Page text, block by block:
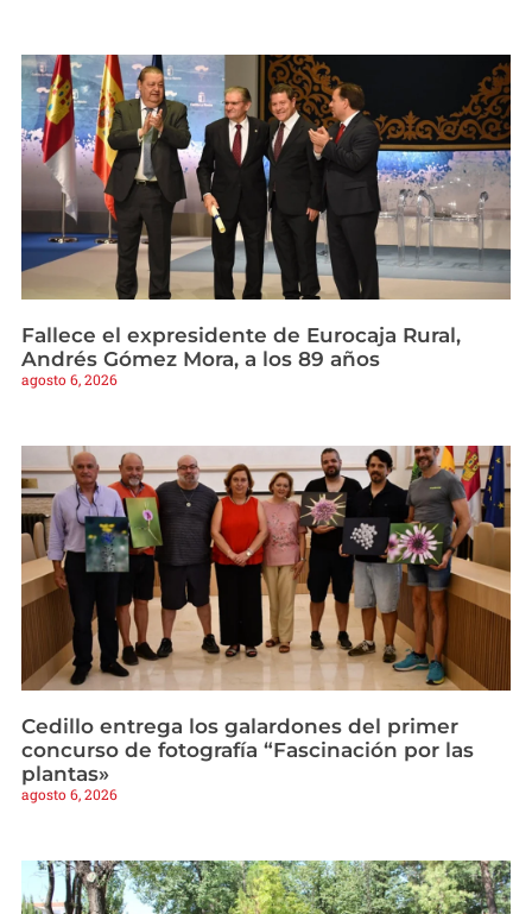
Fallece el expresidente de Eurocaja Rural,
Andrés Gómez Mora, a los 89 años
agosto 6, 2026
Cedillo entrega los galardones del primer
concurso de fotografía “Fascinación por las
plantas»
agosto 6, 2026